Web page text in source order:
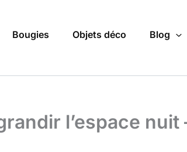
Bougies Objets déco Blog
l’espace nuit